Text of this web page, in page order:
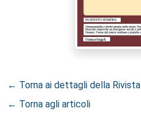
← Torna ai dettagli della Rivista
← Torna agli articoli